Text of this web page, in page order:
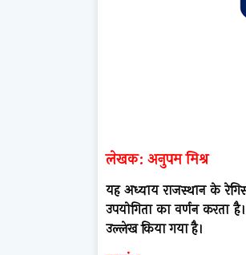
लेखक: अनुपम मिश्र
यह अध्याय राजस्थान के
उपयोगिता का वर्णन
उल्लेख किया गया है।